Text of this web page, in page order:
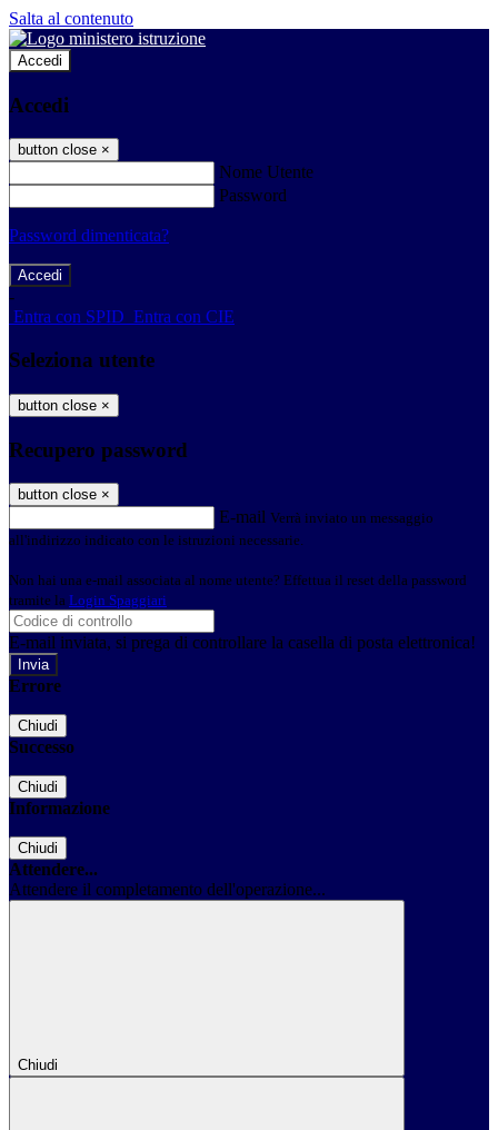
Salta al contenuto
Accedi
Accedi
button close ×
Nome Utente
Password
Password dimenticata?
-
Entra con SPID Entra con CIE
Seleziona utente
button close ×
Recupero password
button close ×
E-mail Verrà inviato un messaggio
all'indirizzo indicato con le istruzioni necessarie.
Non hai una e-mail associata al nome utente? Effettua il reset della password
tramite la Login Spaggiari
E-mail inviata, si prega di controllare la casella di posta elettronica!
Errore
Chiudi
Successo
Chiudi
Informazione
Chiudi
Attendere...
Attendere il completamento dell'operazione...
Chiudi